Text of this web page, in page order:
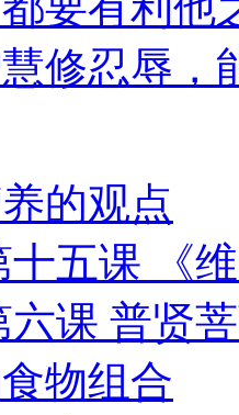
修忍辱，
的观点
五课 《
课 普贤
物组合